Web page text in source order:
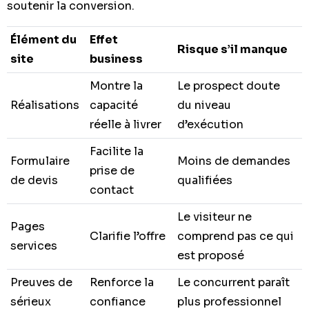
soutenir la conversion.
Élément du
site
Effet
business
Risque s’il manque
Réalisations
Montre la
capacité
réelle à livrer
Le prospect doute
du niveau
d’exécution
Formulaire
de devis
Facilite la
prise de
contact
Moins de demandes
qualifiées
Pages
services
Clarifie l’offre
Le visiteur ne
comprend pas ce qui
est proposé
Preuves de
sérieux
Renforce la
confiance
Le concurrent paraît
plus professionnel